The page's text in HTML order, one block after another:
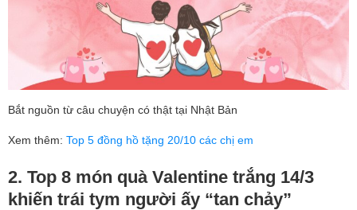
Bắt nguồn từ câu chuyện có thật tại Nhật Bản
Xem thêm: Top 5 đồng hồ tặng 20/10 các chị em
2. Top 8 món quà Valentine trắng 14/3
khiến trái tym người ấy “tan chảy”